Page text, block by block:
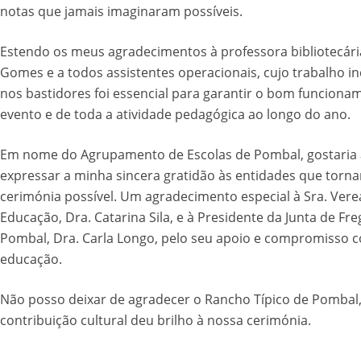
notas que jamais imaginaram possíveis.
Estendo os meus agradecimentos à professora
Gomes e a todos assistentes operacionais, cujo trabalho
nos bastidores foi essencial para garantir o bom
evento e de toda a atividade pedagógica ao longo do ano.
Em nome do Agrupamento de Escolas de Pombal, gostaria
expressar a minha sincera gratidão às entidades que
cerimónia possível. Um agradecimento especial à Sra.
Educação, Dra. Catarina Sila, e à Presidente da Junta de
Pombal, Dra. Carla Longo, pelo seu apoio e compromisso
educação.
Não posso deixar de agradecer o Rancho Típico de
contribuição cultural deu brilho à nossa cerimónia.